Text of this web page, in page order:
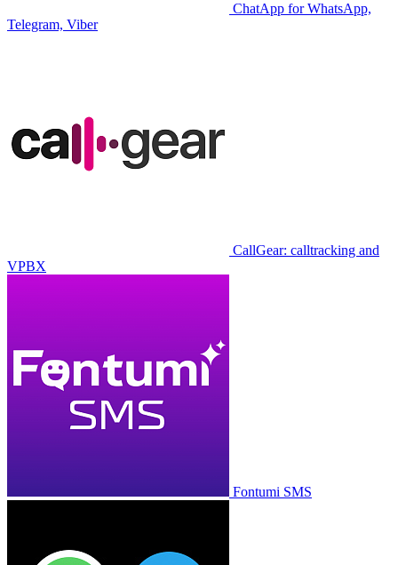
ChatApp for WhatsApp,
Telegram, Viber
CallGear: calltracking and
VPBX
Fontumi SMS